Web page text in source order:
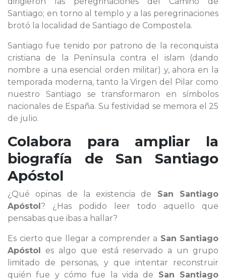
Santiago; en torno al templo y a las peregrinaciones
brotó la localidad de Santiago de Compostela.
Santiago fue tenido por patrono de la reconquista
cristiana de la Península contra el islam (dando
nombre a una esencial orden militar) y, ahora en la
temporada moderna, tanto la Virgen del Pilar como
nuestro Santiago se transformaron en símbolos
nacionales de España. Su festividad se memora el 25
de julio.
Colabora para ampliar la
biografía deSan Santiago
Apóstol
¿Qué opinas de la existencia de San Santiago
Apóstol? ¿Has podido leer todo aquello que
pensabas que ibas a hallar?
Es cierto que llegar a comprender a San Santiago
Apóstol es algo que está reservado a un grupo
limitado de personas, y que intentar reconstruir
quién fue y cómo fue la vida de San Santiago